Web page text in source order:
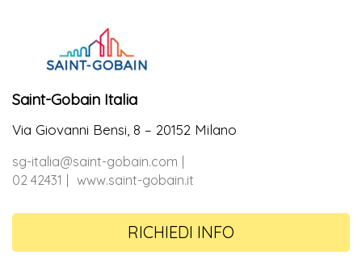
Saint-Gobain Italia
Via Giovanni Bensi, 8 – 20152 Milano
sg-italia@saint-gobain.com
02 42431
www.saint-gobain.it
RICHIEDI INFO